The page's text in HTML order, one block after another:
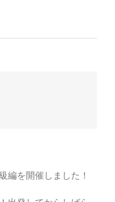
編を開催しました！